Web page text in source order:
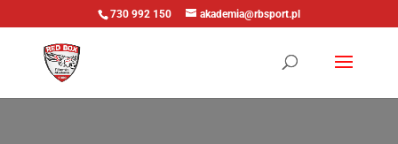
730 992 150 akademia@rbsport.pl